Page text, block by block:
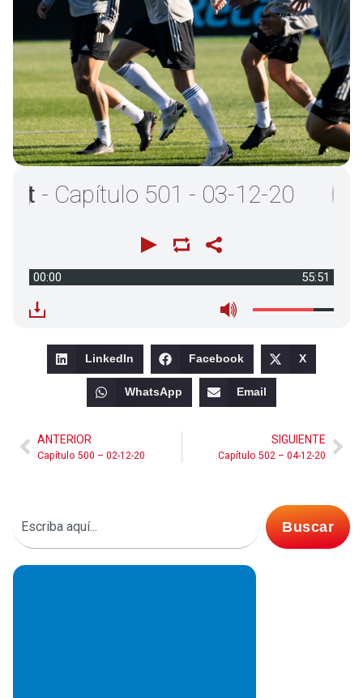
Capítulo 501 - 03-12-20
00:00 55:51
LinkedIn Facebook X
WhatsApp Email
ANTERIOR
Capítulo 500 – 02-12-20
SIGUIENTE
Capítulo 502 – 04-12-20
Buscar